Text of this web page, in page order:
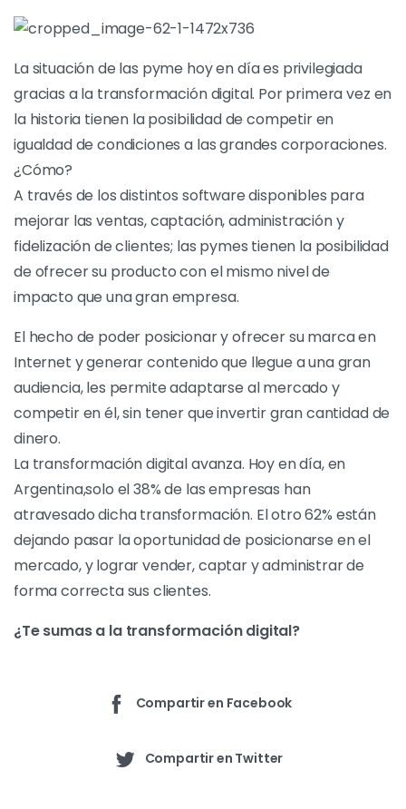
La situación de las pyme hoy en día es privilegiada
gracias a la transformación digital. Por primera vez en
la historia tienen la posibilidad de competir en
igualdad de condiciones a las grandes corporaciones.
¿Cómo?
A través de los distintos software disponibles para
mejorar las ventas, captación, administración y
fidelización de clientes; las pymes tienen la posibilidad
de ofrecer su producto con el mismo nivel de
impacto que una gran empresa.
El hecho de poder posicionar y ofrecer su marca en
Internet y generar contenido que llegue a una gran
audiencia, les permite adaptarse al mercado y
competir en él, sin tener que invertir gran cantidad de
dinero.
La transformación digital avanza. Hoy en día, en
Argentina,solo el 38% de las empresas han
atravesado dicha transformación. El otro 62% están
dejando pasar la oportunidad de posicionarse en el
mercado, y lograr vender, captar y administrar de
forma correcta sus clientes.
¿Te sumas a la transformación digital?
Compartir en Facebook
Compartir en Twitter